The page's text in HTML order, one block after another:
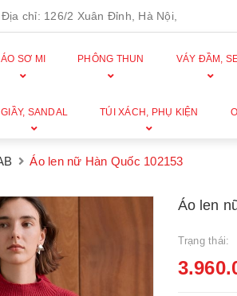
Địa chỉ: 126/2 Xuân Đỉnh, Hà Nội,
ÁO SƠ MI PHÔNG THUN VÁY ĐẦM,
GIẦY, SANDAL TÚI XÁCH, PHỤ KIỆN
Áo len nữ Hàn Quốc 102153
Áo len
Trạng thái: